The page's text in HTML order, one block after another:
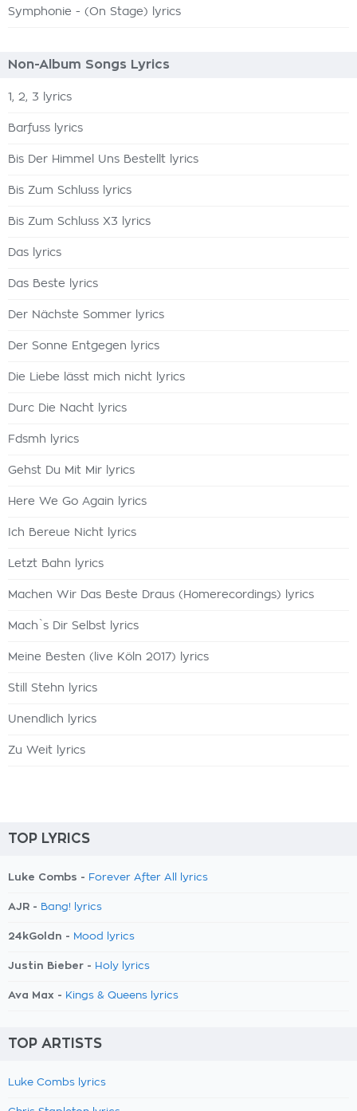
Symphonie - (On Stage) lyrics
Non-Album Songs Lyrics
1, 2, 3 lyrics
Barfuss lyrics
Bis Der Himmel Uns Bestellt lyrics
Bis Zum Schluss lyrics
Bis Zum Schluss X3 lyrics
Das lyrics
Das Beste lyrics
Der Nächste Sommer lyrics
Der Sonne Entgegen lyrics
Die Liebe lässt mich nicht lyrics
Durc Die Nacht lyrics
Fdsmh lyrics
Gehst Du Mit Mir lyrics
Here We Go Again lyrics
Ich Bereue Nicht lyrics
Letzt Bahn lyrics
Machen Wir Das Beste Draus (Homerecordings) lyrics
Mach`s Dir Selbst lyrics
Meine Besten (live Köln 2017) lyrics
Still Stehn lyrics
Unendlich lyrics
Zu Weit lyrics
TOP LYRICS
Luke Combs - Forever After All lyrics
AJR - Bang! lyrics
24kGoldn - Mood lyrics
Justin Bieber - Holy lyrics
Ava Max - Kings & Queens lyrics
TOP ARTISTS
Luke Combs lyrics